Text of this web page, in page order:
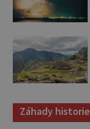
Záhady historie